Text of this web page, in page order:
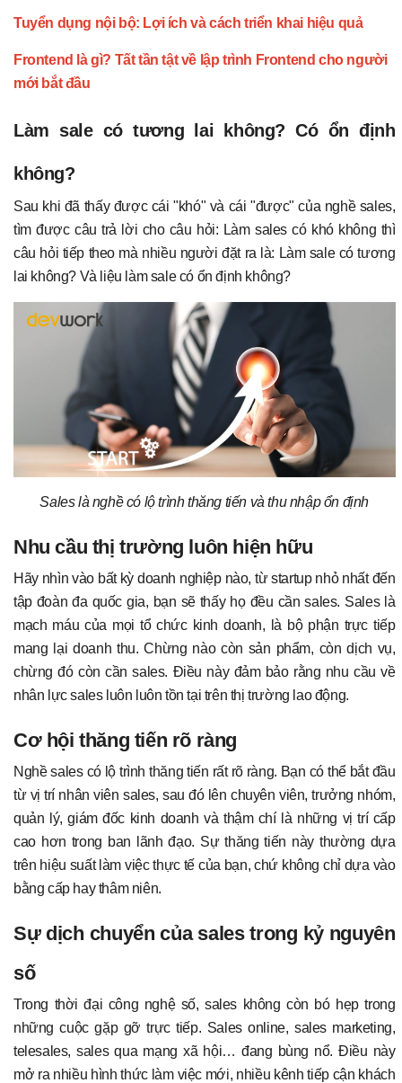
Tuyển dụng nội bộ: Lợi ích và cách triển khai hiệu quả
Frontend là gì? Tất tần tật về lập trình Frontend cho người
mới bắt đầu
Làm sale có tương lai không? Có ổn định
không?
Sau khi đã thấy được cái "khó" và cái "được" của nghề sales,
tìm được câu trả lời cho câu hỏi: Làm sales có khó không thì
câu hỏi tiếp theo mà nhiều người đặt ra là: Làm sale có tương
lai không? Và liệu làm sale có ổn định không?
Sales là nghề có lộ trình thăng tiến và thu nhập ổn định
Nhu cầu thị trường luôn hiện hữu
Hãy nhìn vào bất kỳ doanh nghiệp nào, từ startup nhỏ nhất đến
tập đoàn đa quốc gia, bạn sẽ thấy họ đều cần sales. Sales là
mạch máu của mọi tổ chức kinh doanh, là bộ phận trực tiếp
mang lại doanh thu. Chừng nào còn sản phẩm, còn dịch vụ,
chừng đó còn cần sales. Điều này đảm bảo rằng nhu cầu về
nhân lực sales luôn luôn tồn tại trên thị trường lao động.
Cơ hội thăng tiến rõ ràng
Nghề sales có lộ trình thăng tiến rất rõ ràng. Bạn có thể bắt đầu
từ vị trí nhân viên sales, sau đó lên chuyên viên, trưởng nhóm,
quản lý, giám đốc kinh doanh và thậm chí là những vị trí cấp
cao hơn trong ban lãnh đạo. Sự thăng tiến này thường dựa
trên hiệu suất làm việc thực tế của bạn, chứ không chỉ dựa vào
bằng cấp hay thâm niên.
Sự dịch chuyển của sales trong kỷ nguyên
số
Trong thời đại công nghệ số, sales không còn bó hẹp trong
những cuộc gặp gỡ trực tiếp. Sales online, sales marketing,
telesales, sales qua mạng xã hội… đang bùng nổ. Điều này
mở ra nhiều hình thức làm việc mới, nhiều kênh tiếp cận khách